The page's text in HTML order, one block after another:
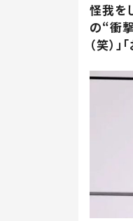
怪我を
の“衝
（笑）